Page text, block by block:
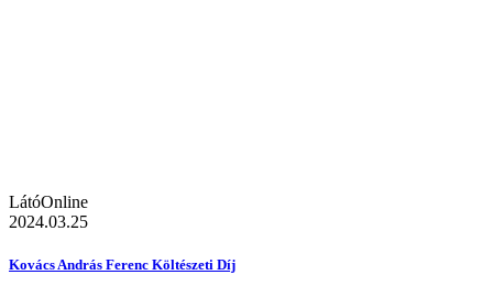
LátóOnline
2024.03.25
Kovács András Ferenc Költészeti Díj